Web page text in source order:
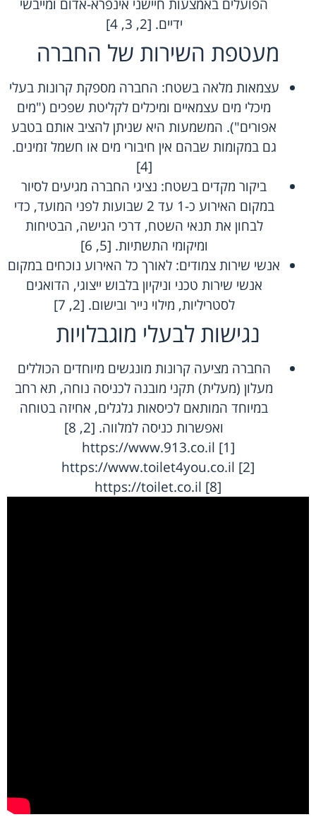
הפועלים באמצעות חיישני אינפרא-אדום ומייבשי
ידיים. [2, 3, 4]
מעטפת השירות של החברה
עצמאות מלאה בשטח: החברה מספקת קרונות בעלי
מיכלי מים עצמאיים ומיכלים לקליטת שפכים ("מים
אפורים"). המשמעות היא שניתן להציב אותם בטבע
גם במקומות שבהם אין חיבורי מים או חשמל זמינים.
[4]
ביקור מקדים בשטח: נציגי החברה מגיעים לסיור
במקום האירוע כ-1 עד 2 שבועות לפני המועד, כדי
לבחון את תנאי השטח, דרכי הגישה, הבטיחות
ומיקומי התשתיות. [5, 6]
אנשי שירות צמודים: לאורך כל האירוע נוכחים במקום
אנשי שירות טכני וניקיון בלבוש ייצוגי, הדואגים
לסטריליות, מילוי נייר ובישום. [2, 7]
נגישות לבעלי מוגבלויות
החברה מציעה קרונות מונגשים מיוחדים הכוללים
מעלון (מעלית) תקני מובנה לכניסה נוחה, תא רחב
במיוחד המותאם לכיסאות גלגלים, אחיזה בטוחה
ואפשרות כניסה למלווה. [2, 8]
[1]
https://www.913.co.il
[2]
https://www.toilet4you.co.il
[8]
https://toilet.co.il